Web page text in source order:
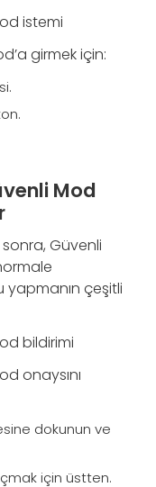
girmek için:
Mod
Güvenli
yapmanın çeşitli
dokunun ve
için üstten.